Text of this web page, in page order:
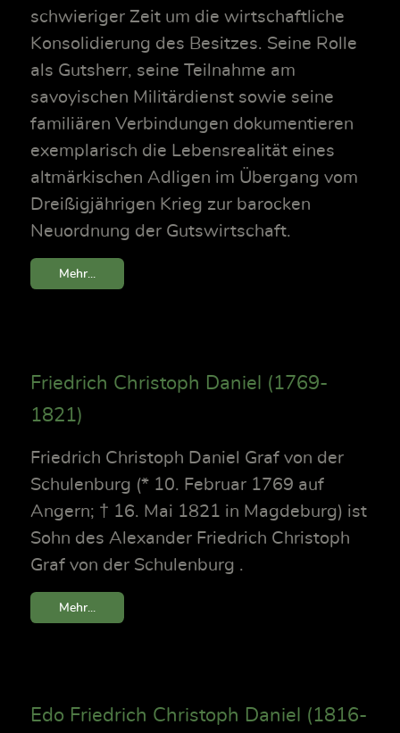
schwieriger Zeit um die wirtschaftliche
Konsolidierung des Besitzes. Seine Rolle
als Gutsherr, seine Teilnahme am
savoyischen Militärdienst sowie seine
familiären Verbindungen dokumentieren
exemplarisch die Lebensrealität eines
altmärkischen Adligen im Übergang vom
Dreißigjährigen Krieg zur barocken
Neuordnung der Gutswirtschaft.
Mehr...
Friedrich Christoph Daniel (1769-
1821)
Friedrich Christoph Daniel Graf von der
Schulenburg (* 10. Februar 1769 auf
Angern; † 16. Mai 1821 in Magdeburg) ist
Sohn des Alexander Friedrich Christoph
Graf von der Schulenburg .
Mehr...
Edo Friedrich Christoph Daniel (1816-